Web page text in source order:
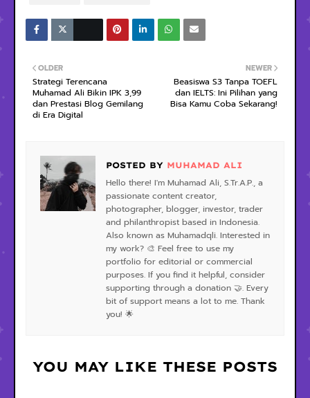
NEWER
Beasiswa S3 Tanpa TOEFL
dan IELTS: Ini Pilihan yang
Bisa Kamu Coba Sekarang!
OLDER
Strategi Terencana
Muhamad Ali Bikin IPK 3,99
dan Prestasi Blog Gemilang
di Era Digital
POSTED BY MUHAMAD ALI
Hello there! I'm Muhamad Ali, S.Tr.A.P., a
passionate content creator,
photographer, blogger, investor, trader
and philanthropist based in Indonesia.
Also known as Muhamadqli. Interested in
my work? 🎨 Feel free to use my
portfolio for editorial or commercial
purposes. If you find it helpful, consider
supporting through a donation 🤝. Every
bit of support means a lot to me. Thank
you! 🌟
YOU MAY LIKE THESE POSTS